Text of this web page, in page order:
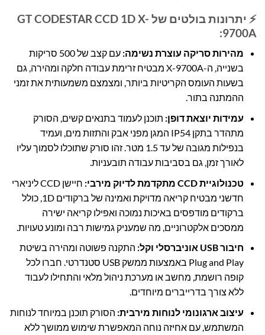
⚡ יתרונות בולטים של GT CODESTAR CCD 1D X-
9700A:
מהירות סריקה עוצרת נשימה:
עם קצב של 500 סריקות
בשנייה, ה-X-9700A מבטיח זרימת עבודה חלקה ומהירה, גם
בשעות העומס הקריטיות ביותר, ומצמצם משמעותית את זמני
ההמתנה בתור.
עמידות יוצאת דופן: תוכנן לעמוד בתנאים קשים, הסורק
מתהדר בתקן IP54 המגן מפני אבק והתזות מים, ועמיד
בנפילות מגובה של עד 1.5 מטר. זהו סורק שתוכלו לסמוך עליו
לאורך זמן, גם בסביבות עבודה תובעניות.
טכנולוגיית CCD מתקדמת לדיוק מירבי:
חיישן CCD ליניארי
חדשני מבטיח קריאה מדויקת ואמינה של ברקודים 1D, כולל
ברקודים מודפסים באיכות נמוכה ואפילו קריאה ישירה
ממסכים אלקטרוניים, מה שמעניק גמישות רבה ומונע טעויות.
חיבור USB אוניברסלי וקל:
התקנה פשוטה ומהירה בשיטת
Plug and Play באמצעות ממשק USB סטנדרטי. חברו לכל
קופה רושמת, מחשב או מערכת ניהול מלאי והתחילו לעבוד
ללא צורך בדרייברים מיוחדים.
עיצוב ארגונומי לנוחות מירבית: הסורק תוכנן במיוחד לנוחות
המשתמש, עם אחיזה נוחה המאפשרת שימוש ממושך ללא